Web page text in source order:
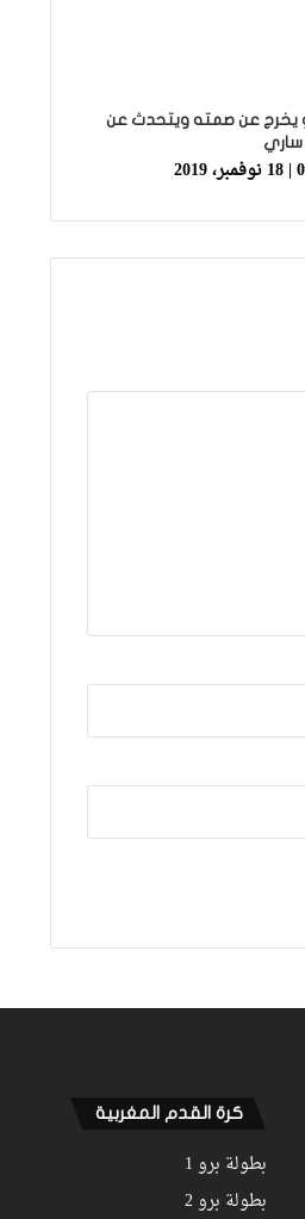
كان لديه يوم عطلة ويمكنه أن
يهزم كورونا ويخرج من
لصالحه بعد الإطاحة
القدم على مر التاريخ
يخرج عن صمته ويتحدث عن
ساري
كرة القدم المغربية
بطولة برو 1
بطولة برو 2